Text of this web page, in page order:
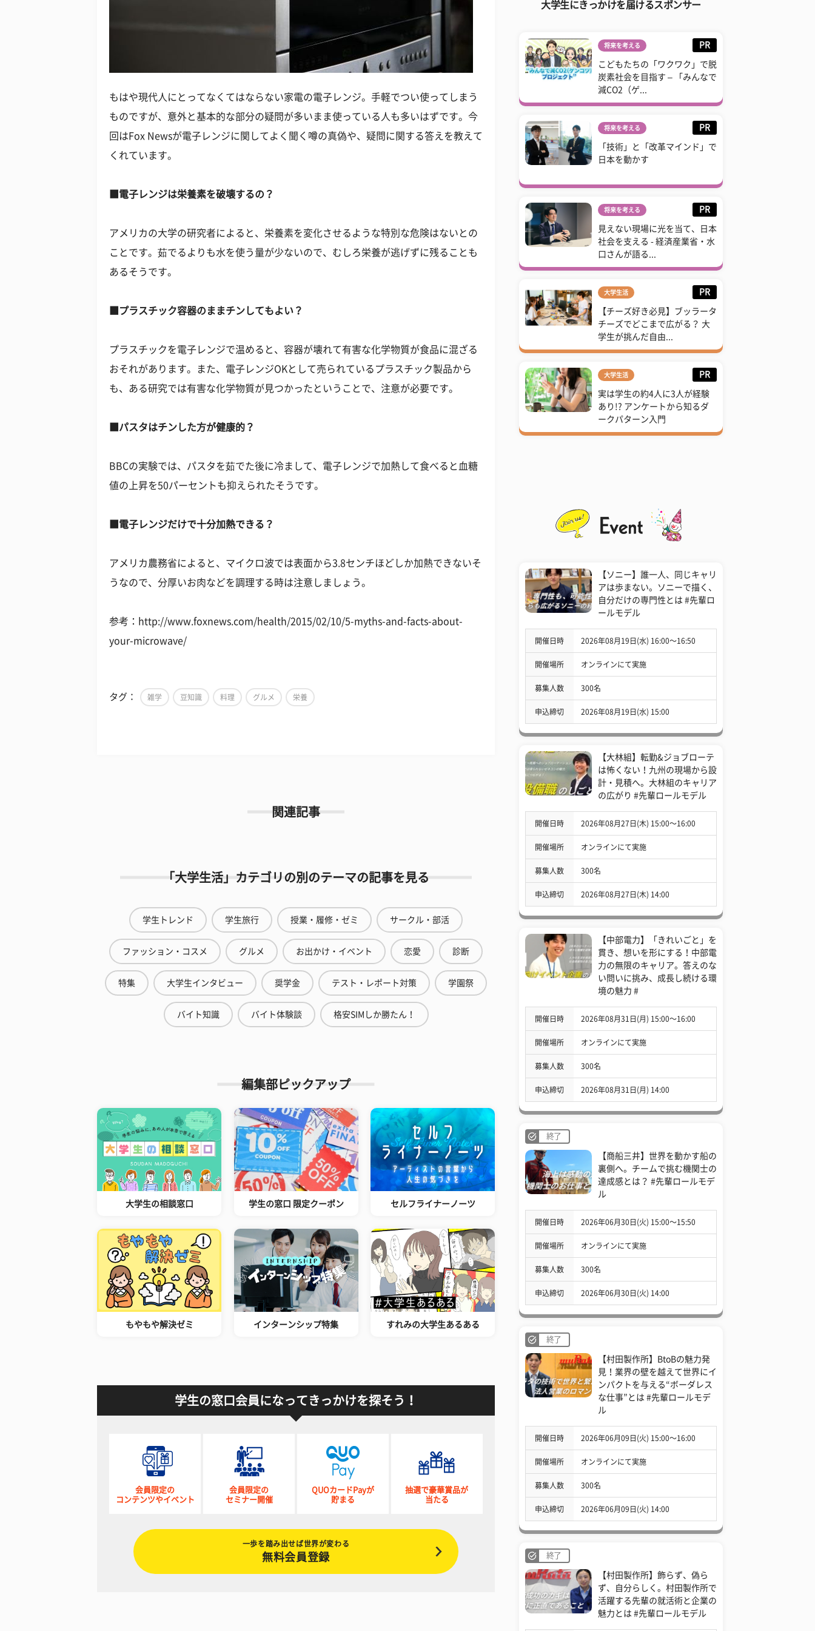
もはや現代人にとってなくてはならない家電の電子レンジ。手軽でつい使ってしまう
ものですが、意外と基本的な部分の疑問が多いまま使っている人も多いはずです。今
回はFox Newsが電子レンジに関してよく聞く噂の真偽や、疑問に関する答えを教えて
くれています。
■電子レンジは栄養素を破壊するの？
アメリカの大学の研究者によると、栄養素を変化させるような特別な危険はないとの
ことです。茹でるよりも水を使う量が少ないので、むしろ栄養が逃げずに残ることも
あるそうです。
■プラスチック容器のままチンしてもよい？
プラスチックを電子レンジで温めると、容器が壊れて有害な化学物質が食品に混ざる
おそれがあります。また、電子レンジOKとして売られているプラスチック製品から
も、ある研究では有害な化学物質が見つかったということで、注意が必要です。
■パスタはチンした方が健康的？
BBCの実験では、パスタを茹でた後に冷まして、電子レンジで加熱して食べると血糖
値の上昇を50パーセントも抑えられたそうです。
■電子レンジだけで十分加熱できる？
アメリカ農務省によると、マイクロ波では表面から3.8センチほどしか加熱できないそ
うなので、分厚いお肉などを調理する時は注意しましょう。
参考：http://www.foxnews.com/health/2015/02/10/5-myths-and-facts-about-
your-microwave/
タグ： 雑学 豆知識 料理 グルメ 栄養
関連記事
「大学生活」カテゴリの別のテーマの記事を見る
学生トレンド 学生旅行 授業・履修・ゼミ サークル・部活
ファッション・コスメ グルメ お出かけ・イベント 恋愛 診断
特集 大学生インタビュー 奨学金 テスト・レポート対策 学園祭
バイト知識 バイト体験談 格安SIMしか勝たん！
編集部ピックアップ
大学生の相談窓口 学生の窓口 限定クーポン セルフライナーノーツ
もやもや解決ゼミ インターンシップ特集 すれみの大学生あるある
学生の窓口会員になってきっかけを探そう！
会員限定の
コンテンツやイベント
会員限定の
セミナー開催
QUOカードPayが
貯まる
抽選で豪華賞品が
当たる
一歩を踏み出せば世界が変わる
無料会員登録
大学生にきっかけを届けるスポンサー
将来を考える PR
こどもたちの「ワクワク」で脱
炭素社会を目指す – 「みんなで
減CO2（ゲ...
将来を考える PR
「技術」と「改革マインド」で
日本を動かす
将来を考える PR
見えない現場に光を当て、日本
社会を支える - 経済産業省・水
口さんが語る...
大学生活 PR
【チーズ好き必見】ブッラータ
チーズでどこまで広がる？ 大
学生が挑んだ自由...
大学生活 PR
実は学生の約4人に3人が経験
あり!? アンケートから知るダ
ークパターン入門
【ソニー】誰一人、同じキャリ
アは歩まない。ソニーで描く、
自分だけの専門性とは #先輩ロ
ールモデル
開催日時 2026年08月19日(水) 16:00〜16:50
開催場所 オンラインにて実施
募集人数 300名
申込締切 2026年08月19日(水) 15:00
【大林組】転勤&ジョブローテ
は怖くない！九州の現場から設
計・見積へ。大林組のキャリア
の広がり #先輩ロールモデル
開催日時 2026年08月27日(木) 15:00〜16:00
開催場所 オンラインにて実施
募集人数 300名
申込締切 2026年08月27日(木) 14:00
【中部電力】「きれいごと」を
貫き、想いを形にする！中部電
力の無限のキャリア。答えのな
い問いに挑み、成長し続ける環
境の魅力 #
開催日時 2026年08月31日(月) 15:00〜16:00
開催場所 オンラインにて実施
募集人数 300名
申込締切 2026年08月31日(月) 14:00
終了
【商船三井】世界を動かす船の
裏側へ。チームで挑む機関士の
達成感とは？ #先輩ロールモデ
ル
開催日時 2026年06月30日(火) 15:00〜15:50
開催場所 オンラインにて実施
募集人数 300名
申込締切 2026年06月30日(火) 14:00
終了
【村田製作所】BtoBの魅力発
見！業界の壁を越えて世界にイ
ンパクトを与える“ボーダレス
な仕事”とは #先輩ロールモデ
ル
開催日時 2026年06月09日(火) 15:00〜16:00
開催場所 オンラインにて実施
募集人数 300名
申込締切 2026年06月09日(火) 14:00
終了
【村田製作所】飾らず、偽ら
ず、自分らしく。村田製作所で
活躍する先輩の就活術と企業の
魅力とは #先輩ロールモデル